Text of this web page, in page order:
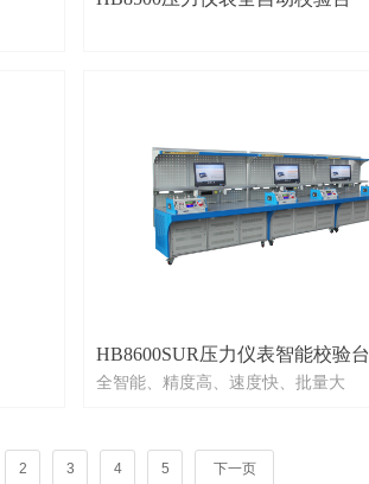
HB8600SUR压力仪表智能校验台
全智能、精度高、速度快、批量大
2 3 4 5 下一页